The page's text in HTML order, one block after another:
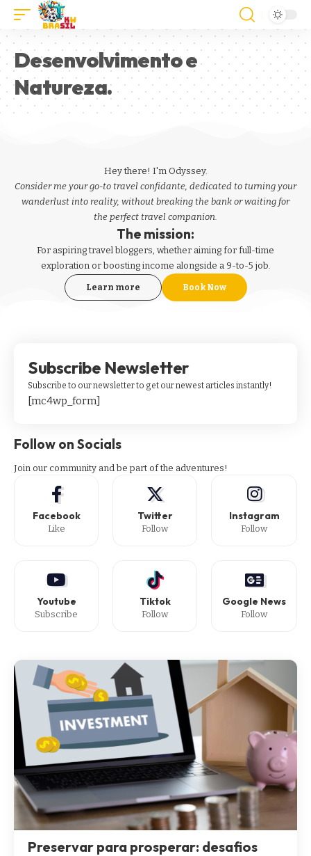
Desenvolvimento e
Natureza.
Hey there! I'm Odyssey.
Consider me your go-to travel confidante, dedicated to turning your
wanderlust into reality, without breaking the bank or waiting for
the perfect travel companion.
The mission:
For aspiringtravel bloggers, whether aiming for full-time
exploration or boosting income alongside a 9-to-5 job.
Learn more Book Now
Subscribe Newsletter
Subscribe to our newsletter to get our newest articles instantly!
[mc4wp_form]
Follow on Socials
Join our community and be part of the adventures!
Facebook
Like
Twitter
Follow
Instagram
Follow
Youtube
Subscribe
Tiktok
Follow
Google News
Follow
Preservar para prosperar: desafios